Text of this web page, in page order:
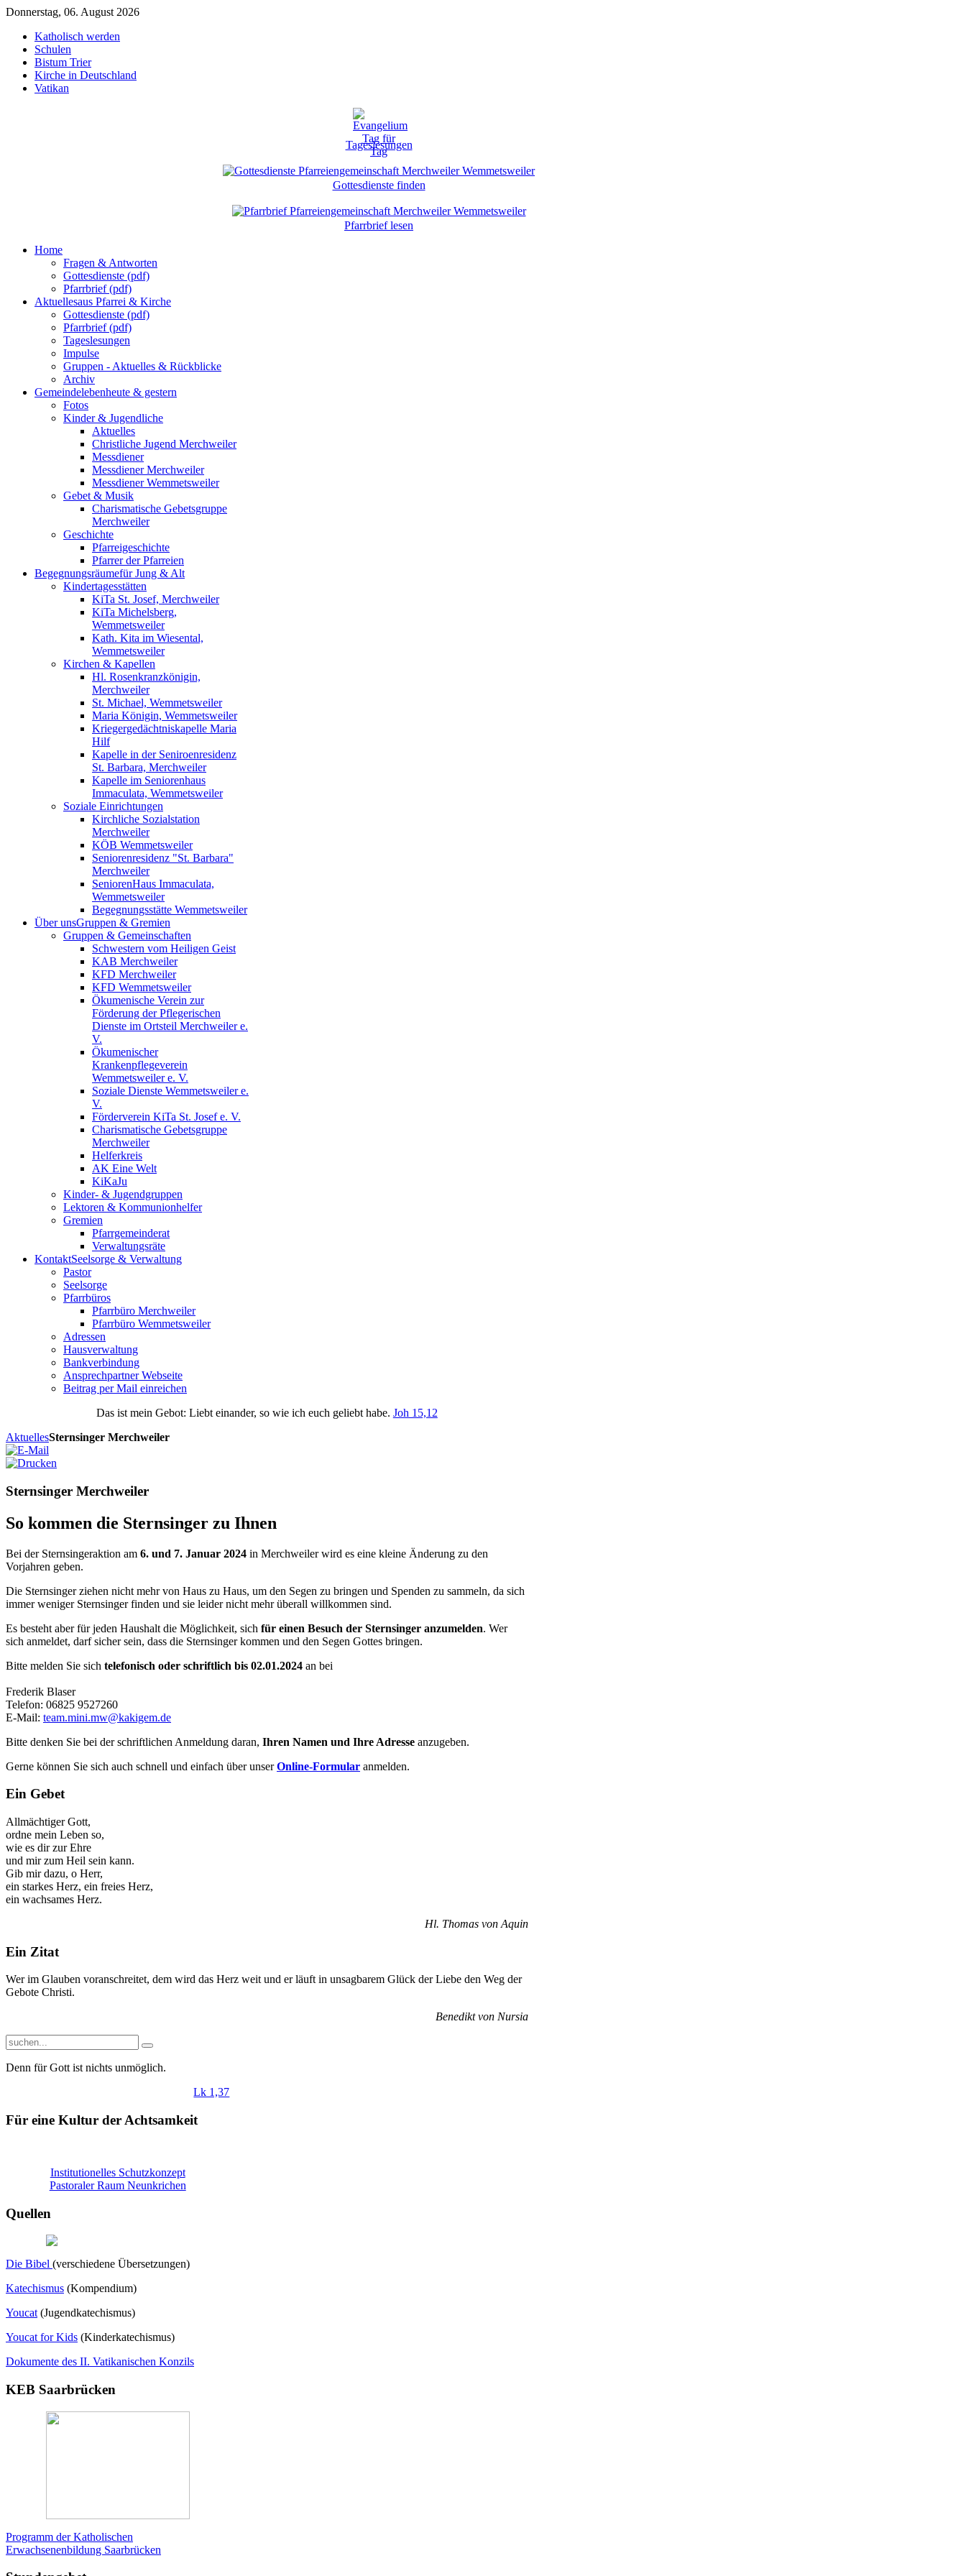
Donnerstag, 06. August 2026
Katholisch werden
Schulen
Bistum Trier
Kirche in Deutschland
Vatikan
Tageslesungen
Gottesdienste finden
Pfarrbrief lesen
Home
Fragen & Antworten
Gottesdienste (pdf)
Pfarrbrief (pdf)
Aktuellesaus Pfarrei & Kirche
Gottesdienste (pdf)
Pfarrbrief (pdf)
Tageslesungen
Impulse
Gruppen - Aktuelles & Rückblicke
Archiv
Gemeindelebenheute & gestern
Fotos
Kinder & Jugendliche
Aktuelles
Christliche Jugend Merchweiler
Messdiener
Messdiener Merchweiler
Messdiener Wemmetsweiler
Gebet & Musik
Charismatische Gebetsgruppe
Merchweiler
Geschichte
Pfarreigeschichte
Pfarrer der Pfarreien
Begegnungsräumefür Jung & Alt
Kindertagesstätten
KiTa St. Josef, Merchweiler
KiTa Michelsberg,
Wemmetsweiler
Kath. Kita im Wiesental,
Wemmetsweiler
Kirchen & Kapellen
Hl. Rosenkranzkönigin,
Merchweiler
St. Michael, Wemmetsweiler
Maria Königin, Wemmetsweiler
Kriegergedächtniskapelle Maria
Hilf
Kapelle in der Seniroenresidenz
St. Barbara, Merchweiler
Kapelle im Seniorenhaus
Immaculata, Wemmetsweiler
Soziale Einrichtungen
Kirchliche Sozialstation
Merchweiler
KÖB Wemmetsweiler
Seniorenresidenz "St. Barbara"
Merchweiler
SeniorenHaus Immaculata,
Wemmetsweiler
Begegnungsstätte Wemmetsweiler
Über unsGruppen & Gremien
Gruppen & Gemeinschaften
Schwestern vom Heiligen Geist
KAB Merchweiler
KFD Merchweiler
KFD Wemmetsweiler
Ökumenische Verein zur
Förderung der Pflegerischen
Dienste im Ortsteil Merchweiler e.
V.
Ökumenischer
Krankenpflegeverein
Wemmetsweiler e. V.
Soziale Dienste Wemmetsweiler e.
V.
Förderverein KiTa St. Josef e. V.
Charismatische Gebetsgruppe
Merchweiler
Helferkreis
AK Eine Welt
KiKaJu
Kinder- & Jugendgruppen
Lektoren & Kommunionhelfer
Gremien
Pfarrgemeinderat
Verwaltungsräte
KontaktSeelsorge & Verwaltung
Pastor
Seelsorge
Pfarrbüros
Pfarrbüro Merchweiler
Pfarrbüro Wemmetsweiler
Adressen
Hausverwaltung
Bankverbindung
Ansprechpartner Webseite
Beitrag per Mail einreichen
Das ist mein Gebot: Liebt einander, so wie ich euch geliebt habe. Joh 15,12
AktuellesSternsinger Merchweiler
Sternsinger Merchweiler
So kommen die Sternsinger zu Ihnen
Bei der Sternsingeraktion am 6. und 7. Januar 2024 in Merchweiler wird es eine kleine Änderung zu den
Vorjahren geben.
Die Sternsinger ziehen nicht mehr von Haus zu Haus, um den Segen zu bringen und Spenden zu sammeln, da sich
immer weniger Sternsinger finden und sie leider nicht mehr überall willkommen sind.
Es besteht aber für jeden Haushalt die Möglichkeit, sich für einen Besuch der Sternsinger anzumelden. Wer
sich anmeldet, darf sicher sein, dass die Sternsinger kommen und den Segen Gottes bringen.
Bitte melden Sie sich telefonisch oder schriftlich bis 02.01.2024 an bei
Frederik Blaser
Telefon: 06825 9527260
E-Mail: team.mini.mw@kakigem.de
Bitte denken Sie bei der schriftlichen Anmeldung daran, Ihren Namen und Ihre Adresse anzugeben.
Gerne können Sie sich auch schnell und einfach über unserOnline-Formular anmelden.
Ein Gebet
Allmächtiger Gott,
ordne mein Leben so,
wie es dir zur Ehre
und mir zum Heil sein kann.
Gib mir dazu, o Herr,
ein starkes Herz, ein freies Herz,
ein wachsames Herz.
Hl. Thomas von Aquin
Ein Zitat
Wer im Glauben voranschreitet, dem wird das Herz weit und er läuft in unsagbarem Glück der Liebe den Weg der
Gebote Christi.
Benedikt von Nursia
Denn für Gott ist nichts unmöglich.
Lk 1,37
Für eine Kultur der Achtsamkeit
Institutionelles Schutzkonzept
Pastoraler Raum Neunkrichen
Quellen
Die Bibel (verschiedene Übersetzungen)
Katechismus (Kompendium)
Youcat (Jugendkatechismus)
Youcat for Kids (Kinderkatechismus)
Dokumente des II. Vatikanischen Konzils
KEB Saarbrücken
Programm der Katholischen
Erwachsenenbildung Saarbrücken